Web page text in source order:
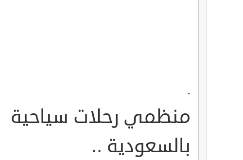
"
منظمي رحلات سياحية
بالسعودية ..